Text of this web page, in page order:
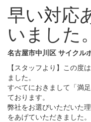
早い対応
いました
名古屋市中川区 サイクル
【スタッフより】この度
ました。
すべてにおきまして「満
ております。
弊社をお選びいただいた
をあげていただきました。